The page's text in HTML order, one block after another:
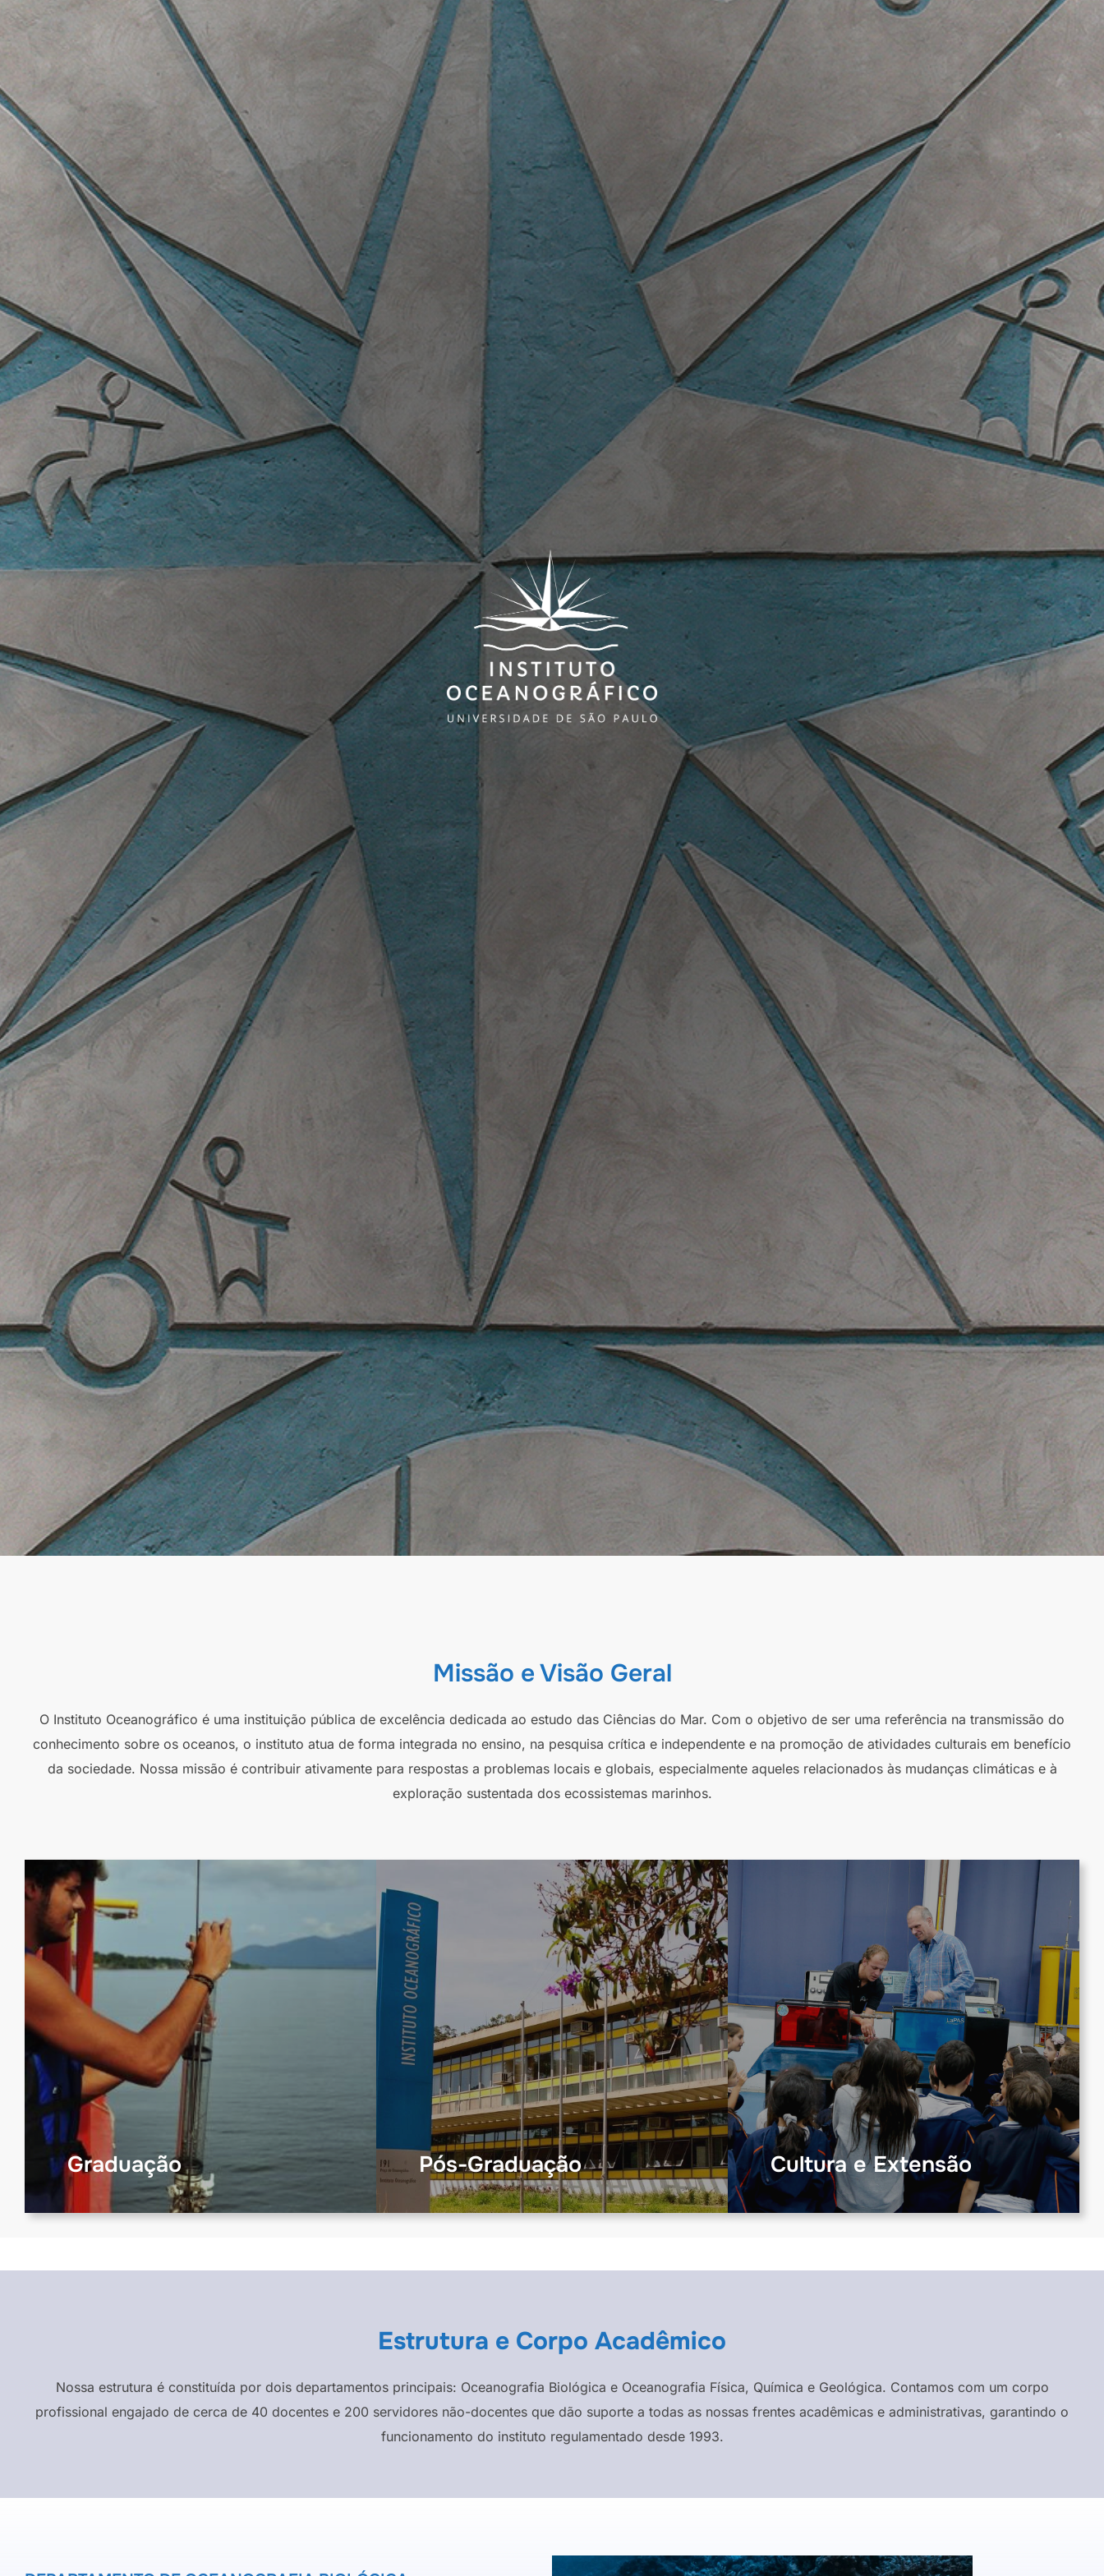
Missão e Visão Geral
O Instituto Oceanográfico é uma instituição pública de excelência dedicada ao estudo das Ciências do Mar. Com o objetivo de ser uma referência na transmissão do
conhecimento sobre os oceanos, o instituto atua de forma integrada no ensino, na pesquisa crítica e independente e na promoção de atividades culturais em benefício
da sociedade. Nossa missão é contribuir ativamente para respostas a problemas locais e globais, especialmente aqueles relacionados às mudanças climáticas e à
exploração sustentada dos ecossistemas marinhos.
Graduação Pós-Graduação Cultura e Extensão
Estrutura e Corpo Acadêmico
Nossa estrutura é constituída por dois departamentos principais: Oceanografia Biológica e Oceanografia Física, Química e Geológica. Contamos com um corpo
profissional engajado de cerca de 40 docentes e 200 servidores não-docentes que dão suporte a todas as nossas frentes acadêmicas e administrativas, garantindo o
funcionamento do instituto regulamentado desde 1993.